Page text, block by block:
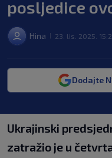
posljedice
Hina 23. lis. 2025.
Dodajte
Ukrajinski
zatražio je u